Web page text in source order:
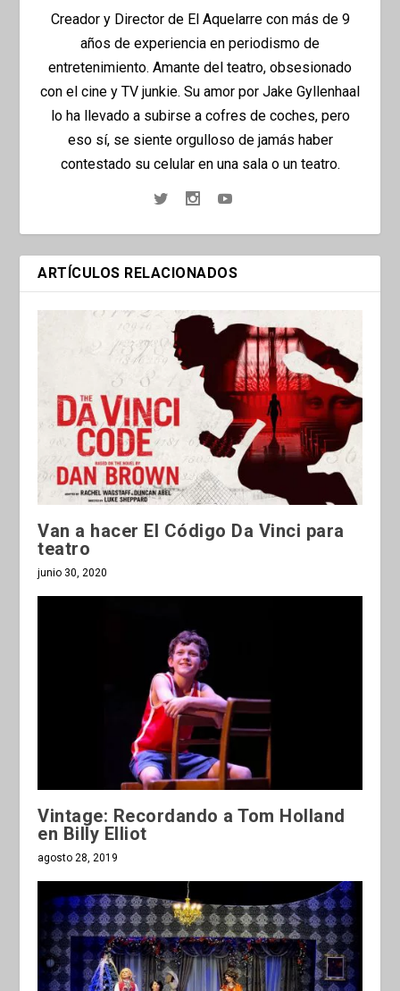
Creador y Director de El Aquelarre con más de 9
años de experiencia en periodismo de
entretenimiento. Amante del teatro, obsesionado
con el cine y TV junkie. Su amor por Jake Gyllenhaal
lo ha llevado a subirse a cofres de coches, pero
eso sí, se siente orgulloso de jamás haber
contestado su celular en una sala o un teatro.
ARTÍCULOS RELACIONADOS
Van a hacer El Código Da Vinci para
teatro
junio 30, 2020
Vintage: Recordando a Tom Holland
en Billy Elliot
agosto 28, 2019